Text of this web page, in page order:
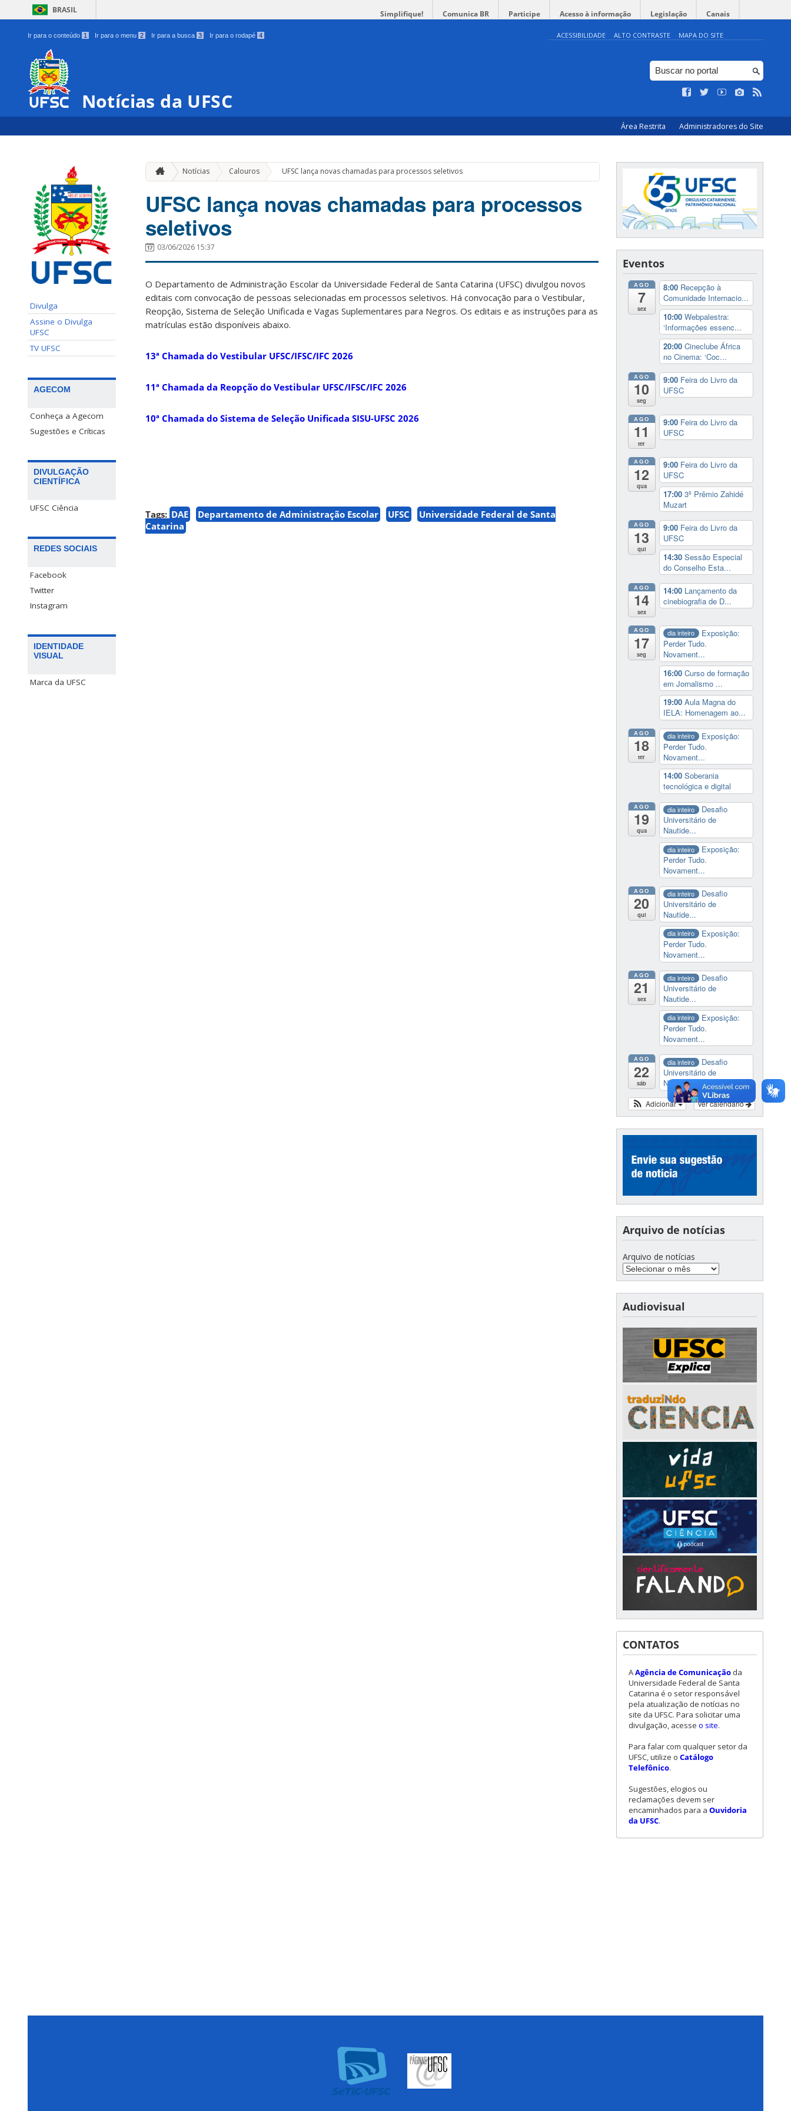
BRASIL Simplifique! Comunica BR Participe Acesso à informação Legislação Canais
Ir para o conteúdo 1 Ir para o menu 2 Ir para a busca 3 Ir para o rodapé 4 ACESSIBILIDADE ALTO CONTRASTE MAPA DO SITE
Notícias da UFSC
Área Restrita Administradores do Site
Divulga
Assine o Divulga
UFSC
TV UFSC
AGECOM
Conheça a Agecom
Sugestões e Críticas
DIVULGAÇÃO
CIENTÍFICA
UFSC Ciência
REDES SOCIAIS
Facebook
Twitter
Instagram
IDENTIDADE
VISUAL
Marca da UFSC
Notícias Calouros » UFSC lança novas chamadas para processos seletivos
UFSC lança novas chamadas para processos
seletivos
03/06/2026 15:37
O Departamento de Administração Escolar da Universidade Federal de Santa Catarina (UFSC) divulgou novos
editais com convocação de pessoas selecionadas em processos seletivos. Há convocação para o Vestibular,
Reopção, Sistema de Seleção Unificada e Vagas Suplementares para Negros. Os editais e as instruções para as
matrículas estão disponíveis abaixo.
13ª Chamada do Vestibular UFSC/IFSC/IFC 2026
11ª Chamada da Reopção do Vestibular UFSC/IFSC/IFC 2026
10ª Chamada do Sistema de Seleção Unificada SISU-UFSC 2026
Tags: DAE Departamento de Administração Escolar UFSC
Universidade Federal de Santa
Catarina
Eventos
AGO
7
sex
8:00 Recepção à
Comunidade Internacio...
10:00 Webpalestra:
‘Informações essenc...
20:00 Cineclube África
no Cinema: ‘Coc...
AGO
10
seg
9:00 Feira do Livro da
UFSC
AGO
11
ter
9:00 Feira do Livro da
UFSC
AGO
12
qua
9:00 Feira do Livro da
UFSC
17:00 3º Prêmio Zahidé
Muzart
AGO
13
qui
9:00 Feira do Livro da
UFSC
14:30 Sessão Especial
do Conselho Esta...
AGO
14
sex
14:00 Lançamento da
cinebiografia de D...
AGO
17
seg
dia inteiro
Exposição:
Perder Tudo.
Novament...
16:00 Curso de formação
em Jornalismo ...
19:00 Aula Magna do
IELA: Homenagem ao...
AGO
18
ter
dia inteiro
Exposição:
Perder Tudo.
Novament...
14:00 Soberania
tecnológica e digital
AGO
19
qua
dia inteiro
Desafio
Universitário de
Nautide...
dia inteiro
Exposição:
Perder Tudo.
Novament...
AGO
20
qui
dia inteiro
Desafio
Universitário de
Nautide...
dia inteiro
Exposição:
Perder Tudo.
Novament...
AGO
21
sex
dia inteiro
Desafio
Universitário de
Nautide...
dia inteiro
Exposição:
Perder Tudo.
Novament...
AGO
22
sáb
dia inteiro
Desafio
Universitário de
Nautide...
Ver calendário
Adicionar
Arquivo de notícias
Arquivo de notícias
Audiovisual
CONTATOS
AAgência de Comunicação da
Universidade Federal de Santa
Catarina é o setor responsável
pela atualização de notícias no
site da UFSC. Para solicitar uma
divulgação, acesse o site.
Para falar com qualquer setor da
UFSC, utilize o Catálogo
Telefônico.
Sugestões, elogios ou
reclamações devem ser
encaminhados para a Ouvidoria
da UFSC.